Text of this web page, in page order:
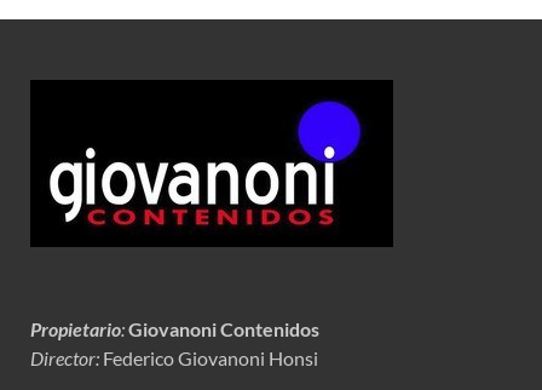
Propietario:Giovanoni Contenidos
Director: Federico Giovanoni Honsi